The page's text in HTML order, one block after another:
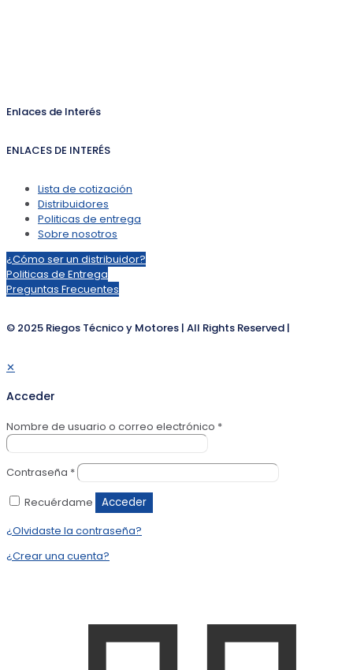
Enlaces de Interés
ENLACES DE INTERÉS
Lista de cotización
Distribuidores
Politicas de entrega
Sobre nosotros
¿Cómo ser un distribuidor?
Politicas de Entrega
Preguntas Frecuentes
© 2025 Riegos Técnico y Motores | All Rights Reserved |
✕
Acceder
Nombre de usuario o correo electrónico *
Contraseña *
Recuérdame
Acceder
¿Olvidaste la contraseña?
¿Crear una cuenta?